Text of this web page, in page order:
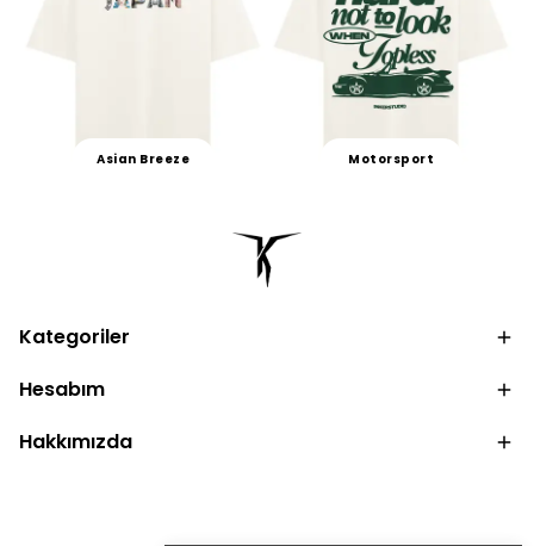
Asian Breeze Motorsport
Kategoriler
Hesabım
Hakkımızda